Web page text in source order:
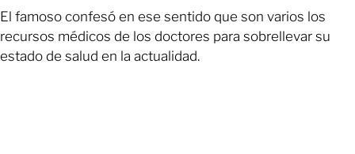
El famoso confesó en ese sentido que son varios los
recursos médicos de los doctores para sobrellevar su
estado de salud en la actualidad.